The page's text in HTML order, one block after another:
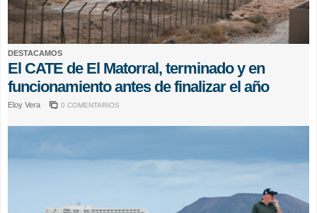
DESTACAMOS
El CATE de El Matorral, terminado y en
funcionamiento antes de finalizar el año
Eloy Vera 0 COMENTARIOS